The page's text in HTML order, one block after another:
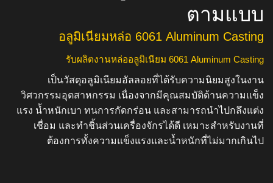
ตามแบบ
อลูมิเนียมหล่อ 6061 Aluminum Casting
รับผลิตงานหล่ออลูมิเนียม 6061 Aluminum Casting
เป็นวัสดุอลูมิเนียมอัลลอยที่ได้รับความนิยมสูงในงาน
วิศวกรรมอุตสาหกรรม เนื่องจากมีคุณสมบัติด้านความแข็ง
แรง น้ำหนักเบา ทนการกัดกร่อน และสามารถนำไปกลึงแต่ง
เชื่อม และทำชิ้นส่วนเครื่องจักรได้ดี เหมาะสำหรับงานที่
ต้องการทั้งความแข็งแรงและน้ำหนักที่ไม่มากเกินไป